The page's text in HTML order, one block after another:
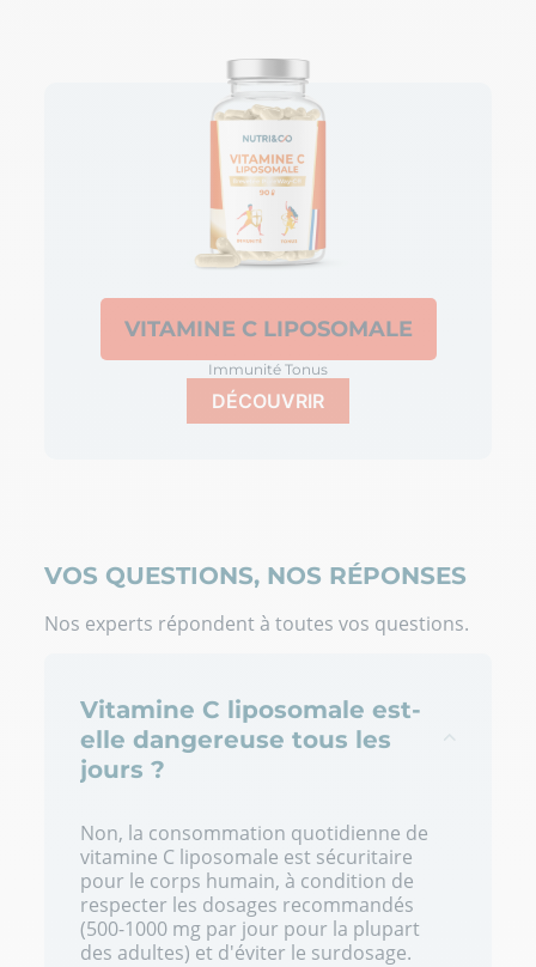
VITAMINE C LIPOSOMALE
Immunité Tonus
DÉCOUVRIR
VOS QUESTIONS, NOS RÉPONSES
Nos experts répondent à toutes vos questions.
Vitamine C liposomale est-
elle dangereuse tous les
jours ?
Non, la consommation quotidienne de
vitamine C liposomale est sécuritaire
pour le corps humain, à condition de
respecter les dosages recommandés
(500-1000 mg par jour pour la plupart
des adultes) et d'éviter le surdosage.